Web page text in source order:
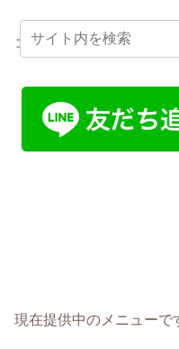
コーチングのお問い合わ
現在提供中のメニューで